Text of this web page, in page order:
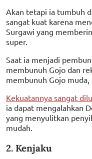
Akan tetapi ia tumbuh
sangat kuat karena
Surgawi yang
super.
Saat ia menjadi
membunuh Gojo dan
membunuh Gojo muda,
Kekuatannya sangat
ia dapat mengalahkan
yang menyulitkan
mudah.
2. Kenjaku